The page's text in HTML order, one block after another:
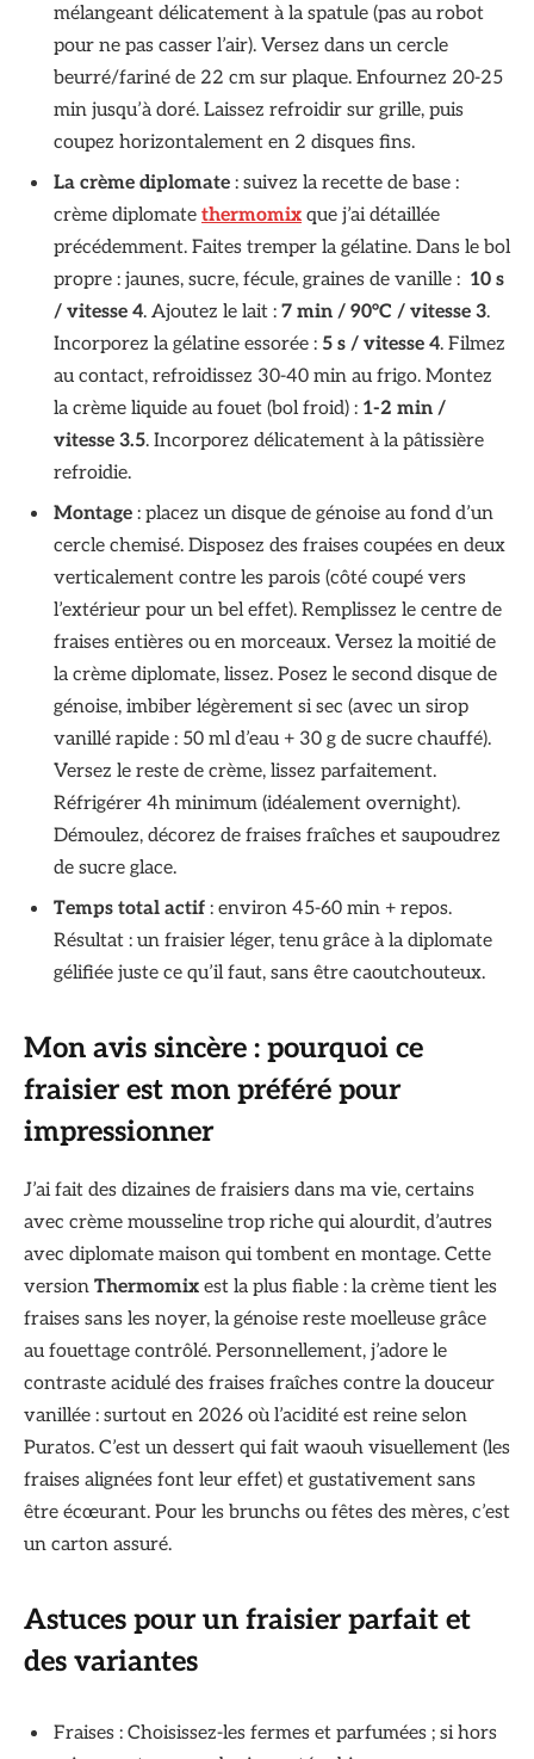
mélangeant délicatement à la spatule (pas au robot
pour ne pas casser l’air). Versez dans un cercle
beurré/fariné de 22 cm sur plaque. Enfournez 20-25
min jusqu’à doré. Laissez refroidir sur grille, puis
coupez horizontalement en 2 disques fins.
La crème diplomate : suivez la recette de base :
crème diplomate thermomix que j’ai détaillée
précédemment. Faites tremper la gélatine. Dans le bol
propre : jaunes, sucre, fécule, graines de vanille : 10 s
/ vitesse 4. Ajoutez le lait : 7 min / 90°C / vitesse 3.
Incorporez la gélatine essorée : 5 s / vitesse 4. Filmez
au contact, refroidissez 30-40 min au frigo. Montez
la crème liquide au fouet (bol froid) : 1-2 min /
vitesse 3.5. Incorporez délicatement à la pâtissière
refroidie.
Montage : placez un disque de génoise au fond d’un
cercle chemisé. Disposez des fraises coupées en deux
verticalement contre les parois (côté coupé vers
l’extérieur pour un bel effet). Remplissez le centre de
fraises entières ou en morceaux. Versez la moitié de
la crème diplomate, lissez. Posez le second disque de
génoise, imbiber légèrement si sec (avec un sirop
vanillé rapide : 50 ml d’eau + 30 g de sucre chauffé).
Versez le reste de crème, lissez parfaitement.
Réfrigérer 4h minimum (idéalement overnight).
Démoulez, décorez de fraises fraîches et saupoudrez
de sucre glace.
Temps total actif : environ 45-60 min + repos.
Résultat : un fraisier léger, tenu grâce à la diplomate
gélifiée juste ce qu’il faut, sans être caoutchouteux.
Mon avis sincère : pourquoi ce
fraisier est mon préféré pour
impressionner
J’ai fait des dizaines de fraisiers dans ma vie, certains
avec crème mousseline trop riche qui alourdit, d’autres
avec diplomate maison qui tombent en montage. Cette
version Thermomix est la plus fiable : la crème tient les
fraises sans les noyer, la génoise reste moelleuse grâce
au fouettage contrôlé. Personnellement, j’adore le
contraste acidulé des fraises fraîches contre la douceur
vanillée : surtout en 2026 où l’acidité est reine selon
Puratos. C’est un dessert qui fait waouh visuellement (les
fraises alignées font leur effet) et gustativement sans
être écœurant. Pour les brunchs ou fêtes des mères, c’est
un carton assuré.
Astuces pour un fraisier parfait et
des variantes
Fraises : Choisissez-les fermes et parfumées ; si hors